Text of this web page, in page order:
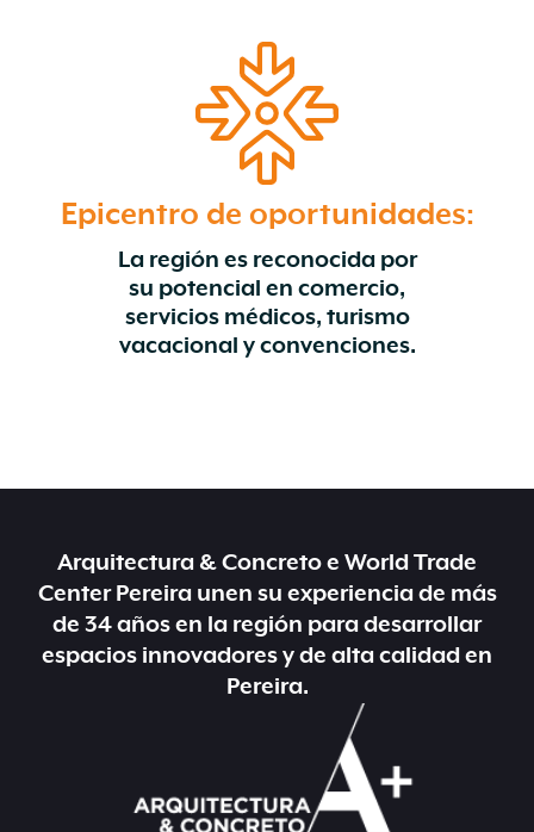
Epicentro de oportunidades:
La región es reconocida por
su potencial en comercio,
servicios médicos, turismo
vacacional y convenciones.
Arquitectura & Concreto e World Trade
Center Pereira unen su experiencia de más
de 34 años en la región para desarrollar
espacios innovadores y de alta calidad en
Pereira.